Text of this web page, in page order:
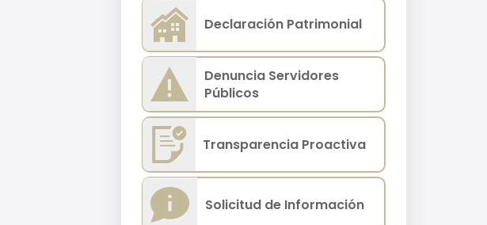
Declaración Patrimonial
Denuncia Servidores
Públicos
Transparencia Proactiva
Solicitud de Información